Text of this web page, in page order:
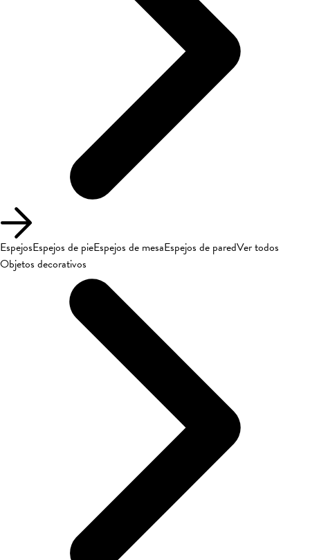
EspejosEspejos de pieEspejos de mesaEspejos de paredVer todos
Objetos decorativos